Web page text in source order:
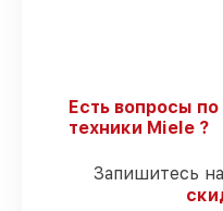
Соблюдение
соблюдаем
KWT 1612 Vi,
работы по
официальной
Есть вопросы
техники Miele ?
Запишитесь